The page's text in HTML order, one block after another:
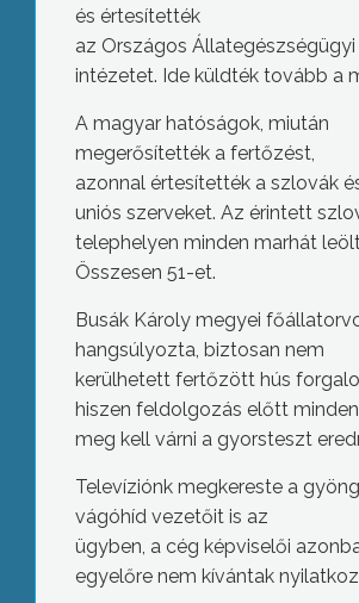
és értesítették
az Országos Állategészségügyi
intézetet. Ide küldték tovább a
A magyar hatóságok, miután
megerősítették a fertőzést,
azonnal értesítették a szlovák
uniós szerveket. Az érintett
telephelyen minden marhát
Összesen 51-et.
Busák Károly megyei
hangsúlyozta, biztosan nem
kerülhetett fertőzött hús
hiszen feldolgozás előtt
meg kell várni a gyorsteszt
Televíziónk megkereste a
vágóhíd vezetőit is az
ügyben, a cég képviselői
egyelőre nem kívántak